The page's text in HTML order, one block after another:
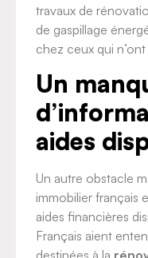
travaux de
de gaspillage
chez ceux qui
Un
aides
Un autre obstacle
immobilier français
aides financières
Français aient